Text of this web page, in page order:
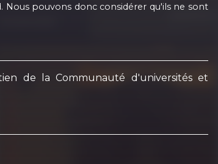
Nous pouvons donc considérer qu'ils ne sont
de la Communauté d'universités et